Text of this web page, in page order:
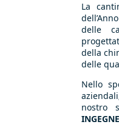
La
delle
della
delle
Nello
nostro